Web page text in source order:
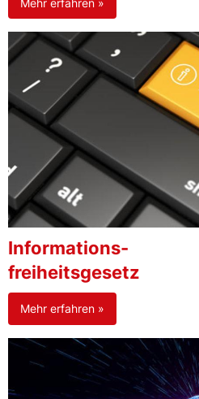
Informations-
freiheitsgesetz
Mehr erfahren »